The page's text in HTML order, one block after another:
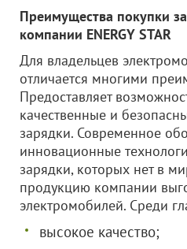
Преимущества покупки
компании ENERGY STAR
Для владельцев
отличается многими
Предоставляет
качественные и
зарядки. Современное
инновационные
зарядки, которых нет в
продукцию компании
электромобилей. Среди
высокое качество;